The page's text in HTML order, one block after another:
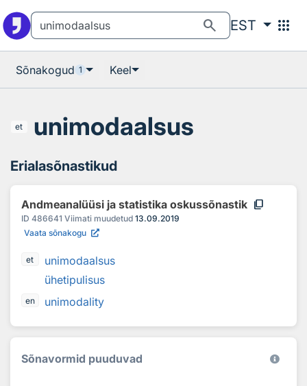
search EST apps
Sõnakogud 1 Keel
et unimodaalsus
Erialasõnastikud
Andmeanalüüsi ja statistika oskussõnastik content_copy
ID 486641 Viimati muudetud 13.09.2019
Vaata sõnakogu
et
unimodaalsus
ühetipulisus
en unimodality
Sõnavormid puuduvad